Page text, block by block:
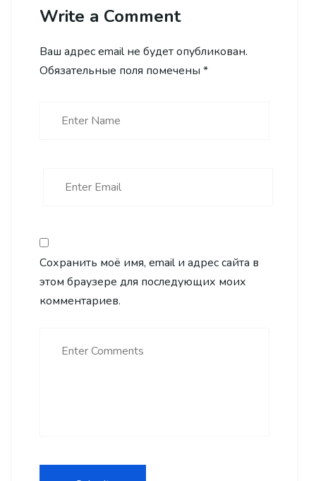
Write a Comment
Ваш адрес email не будет опубликован.
Обязательные поля помечены *
Сохранить моё имя, email и адрес сайта в
этом браузере для последующих моих
комментариев.